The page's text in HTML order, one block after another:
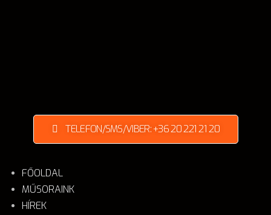
FŐOLDAL
MŰSORAINK
HÍREK
TELEFON/SMS/VIBER: +36 20 221 21 20